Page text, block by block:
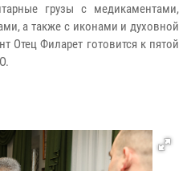
грузы с медикаментами,
а также с иконами и духовной
Отец Филарет готовится к пятой